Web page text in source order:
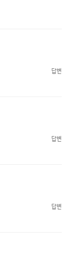
답변
답변
답변